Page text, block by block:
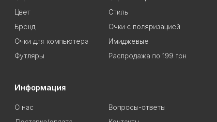
Цвет
Стиль
Бренд
Очки с поляризацией
Очки для компьютера
Имиджевые
Футляры
Распродажа по 199 грн
Информация
О нас
Вопросы-ответы